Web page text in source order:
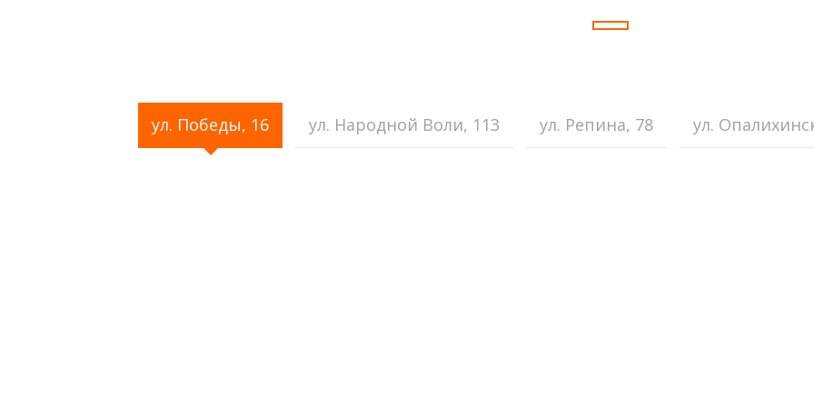
обнаружила множество других курсов,
Яна
ул. Победы, 16 ул. Народной Воли, 113 ул. Репина, 78 ул.